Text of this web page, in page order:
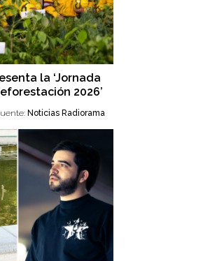
la ‘Jornada
2026’
Noticias Radiorama